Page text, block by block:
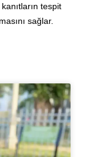
tespit
sağlar.